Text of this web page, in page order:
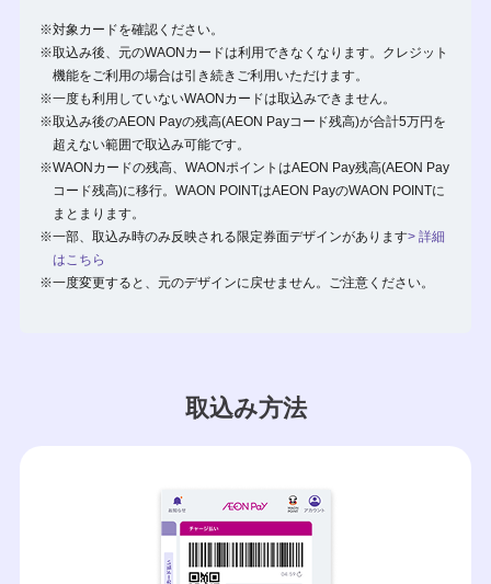
※対象カードを確認ください。
※取込み後、元のWAONカードは利用できなくなります。クレジット
機能をご利用の場合は引き続きご利用いただけます。
※一度も利用していないWAONカードは取込みできません。
※取込み後のAEON Payの残高(AEON Payコード残高)が合計5万円を
超えない範囲で取込み可能です。
※WAONカードの残高、WAONポイントはAEON Pay残高(AEON Pay
コード残高)に移行。WAON POINTはAEON PayのWAON POINTに
まとまります。
※一部、取込み時のみ反映される限定券面デザインがあります> 詳細
はこちら
※一度変更すると、元のデザインに戻せません。ご注意ください。
取込み方法